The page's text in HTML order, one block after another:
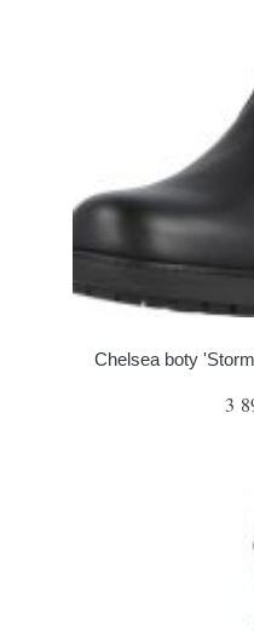
Chelsea boty
3